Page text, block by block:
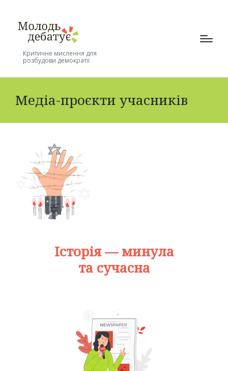
Критичне мислення для
розбудови демократії
Медіа-проєкти учасників
Історія — минула
та сучасна